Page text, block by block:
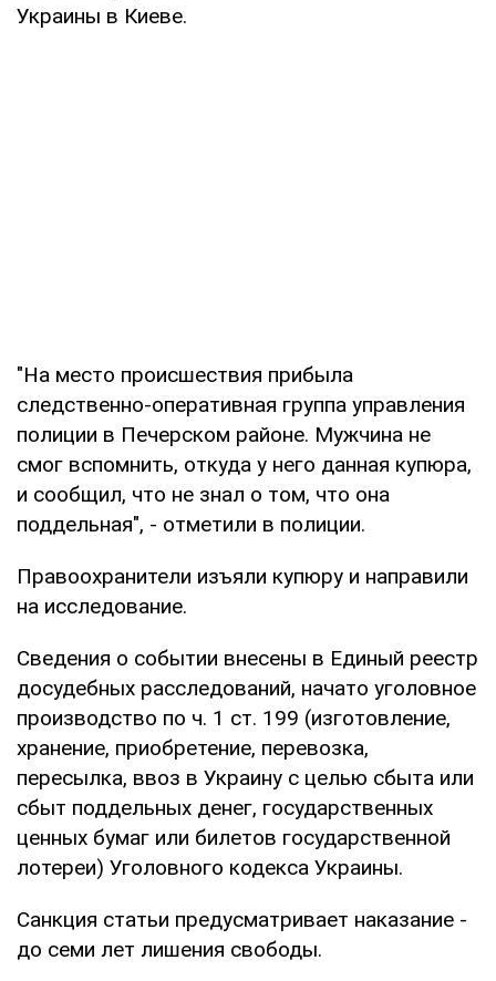
Украины в Киеве.
"На место происшествия прибыла
следственно-оперативная группа управления
полиции в Печерском районе. Мужчина не
смог вспомнить, откуда у него данная купюра,
и сообщил, что не знал о том, что она
поддельная", - отметили в полиции.
Правоохранители изъяли купюру и направили
на исследование.
Сведения о событии внесены в Единый реестр
досудебных расследований, начато уголовное
производство по ч. 1 ст. 199 (изготовление,
хранение, приобретение, перевозка,
пересылка, ввоз в Украину с целью сбыта или
сбыт поддельных денег, государственных
ценных бумаг или билетов государственной
лотереи) Уголовного кодекса Украины.
Санкция статьи предусматривает наказание -
до семи лет лишения свободы.